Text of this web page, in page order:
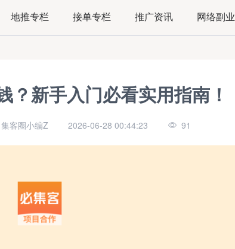
地推专栏 接单专栏 推广资讯 网络副业
？新手入门必看实用指南！
客圈小编Z 2026-06-28 00:44:23 91